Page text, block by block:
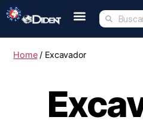
Home/ Excavador